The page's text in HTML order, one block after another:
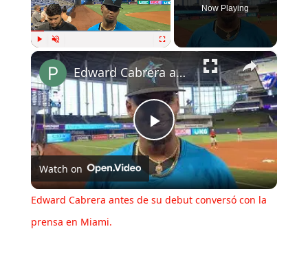
Unmute
Now Playing
×
Play
Video
Edward Cabrera antes de su debut conversó con la prensa en Miami.
Watch on
Edward Cabrera antes de su debut conversó con la
prensa en Miami.